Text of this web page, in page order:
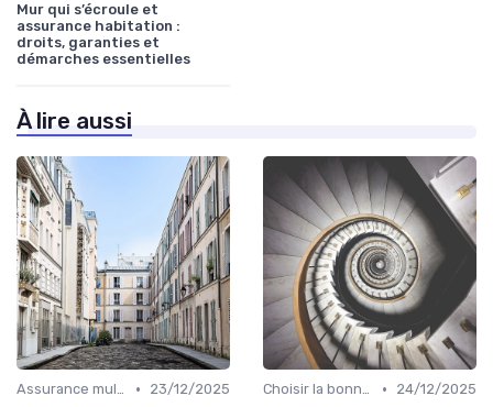
Mur qui s’écroule et
assurance habitation :
droits, garanties et
démarches essentielles
À lire aussi
Assurance multirisque habitation •
23/12/2025
Choisir la bonne assurance habitation •
24/12/2025